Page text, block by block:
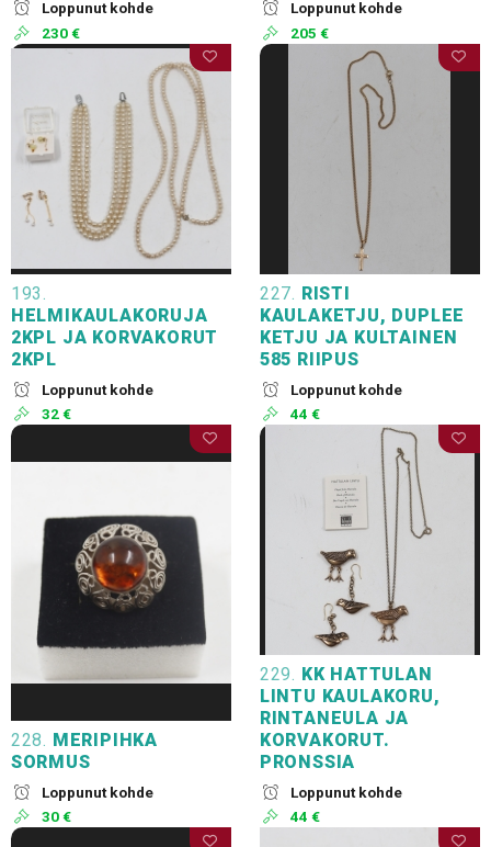
Loppunut kohde
230 €
Loppunut kohde
205 €
193.
HELMIKAULAKORUJA
2KPL JA KORVAKORUT
2KPL
Loppunut kohde
32 €
227. RISTI
KAULAKETJU, DUPLEE
KETJU JA KULTAINEN
585 RIIPUS
Loppunut kohde
44 €
228. MERIPIHKA
SORMUS
Loppunut kohde
30 €
229. KK HATTULAN
LINTU KAULAKORU,
RINTANEULA JA
KORVAKORUT.
PRONSSIA
Loppunut kohde
44 €